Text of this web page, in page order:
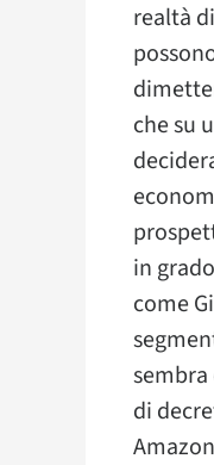
realtà
che su
in
come
di